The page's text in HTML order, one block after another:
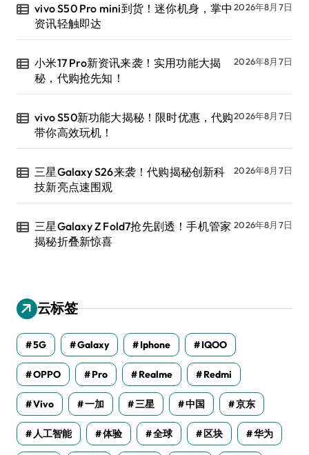
vivo S50 Pro mini到货！迷你机身，掌中
资讯轻触即达
2026年8月7日
小米17 Pro新资讯来袭！实用功能大揭
秘，代购抢先知！
2026年8月7日
vivo S50新功能大揭秘！限时优惠，代购
带你高效玩机！
2026年8月7日
三星Galaxy S26来袭！代购揭秘创新科
技新亮点速围观
2026年8月7日
三星Galaxy Z Fold7抢先剧透！手机管家
揭秘折叠新惊喜
2026年8月7日
云标签
5G Galaxy Iphone IQOO
OPPO Pro Realme Redmi
Vivo 一加 三星 中国 京东
人工智能 体验 全球 区块 华为